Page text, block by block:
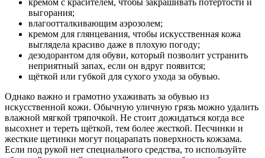
выгорания;
влагоотталкивающим аэрозолем;
кремом для глянцевания, чтобы искусственная кожа
выглядела красиво даже в плохую погоду;
дезодорантом для обуви, который позволит устранить
неприятный запах, если он вдруг появится;
щёткой или губкой для сухого ухода за обувью.
Однако важно и грамотно ухаживать за обувью из
искусственной кожи. Обычную уличную грязь можно удалить
влажной мягкой тряпочкой. Не стоит дожидаться когда все
высохнет и тереть щёткой, тем более жесткой. Песчинки и
жесткие щетинки могут поцарапать поверхность кожзама.
Если под рукой нет специального средства, то используйте